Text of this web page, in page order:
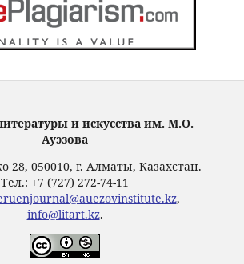
и искусства им. М.О.
Ауэзова
28, 050010, г. Алматы, Казахстан.
Тел.: +7 (727) 272-74-11
,
info@litart.kz.